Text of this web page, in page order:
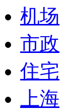
机场
市政
住宅
上海